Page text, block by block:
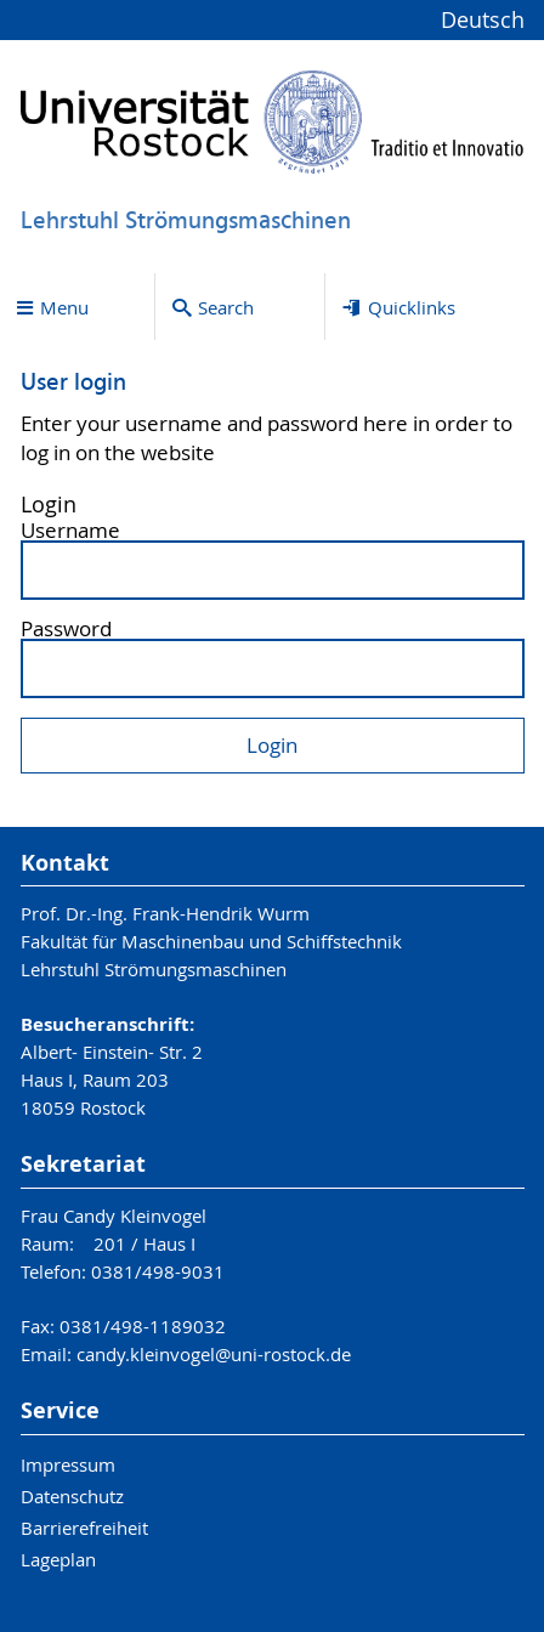
Deutsch
Lehrstuhl Strömungsmaschinen
Menu Search Quicklinks
User login
Enter your username and password here in order to
log in on the website
Login
Username
Password
Kontakt
Prof. Dr.-Ing. Frank-Hendrik Wurm
Fakultät für Maschinenbau und Schiffstechnik
Lehrstuhl Strömungsmaschinen
Besucheranschrift:
Albert- Einstein- Str. 2
Haus I, Raum 203
18059 Rostock
Sekretariat
Frau Candy Kleinvogel
Raum: 201 / Haus I
Telefon: 0381/498-9031
Fax: 0381/498-1189032
Email: candy.kleinvogel@uni-rostock.de
Service
Impressum
Datenschutz
Barrierefreiheit
Lageplan